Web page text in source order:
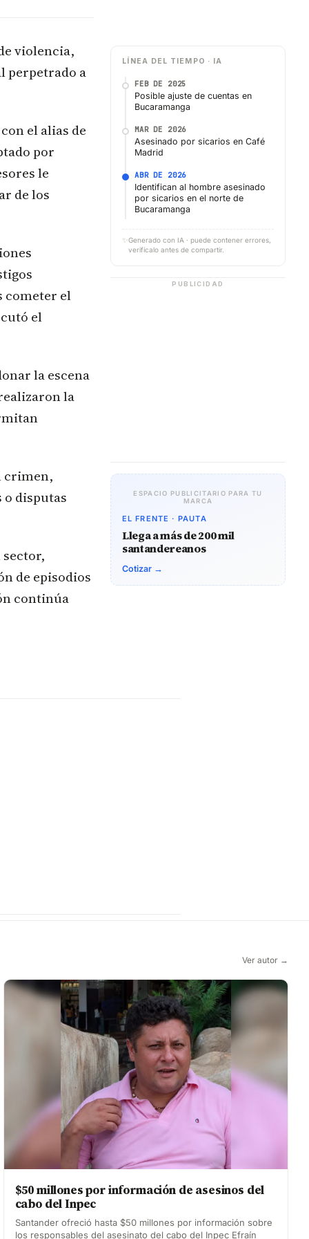
violencia,
perpetrado a
el alias de
por
le
de los
cometer el
el
la escena
la
crimen,
o disputas
de episodios
continúa
LÍNEA DEL TIEMPO · IA
FEB DE 2025
Posible ajuste de cuentas en
Bucaramanga
MAR DE 2026
Asesinado por sicarios en Café
Madrid
ABR DE 2026
Identifican al hombre asesinado
por sicarios en el norte de
Bucaramanga
✨ Generado con IA · puede contener errores,
verifícalo antes de compartir.
PUBLICIDAD
ESPACIO PUBLICITARIO PARA TU
MARCA
EL FRENTE · PAUTA
Llega a más de 200 mil
santandereanos
Cotizar →
Ver autor →
$50 millones por información de asesinos del
cabo del Inpec
Santander ofreció hasta $50 millones por información sobre
los responsables del asesinato del cabo del Inpec Efraín